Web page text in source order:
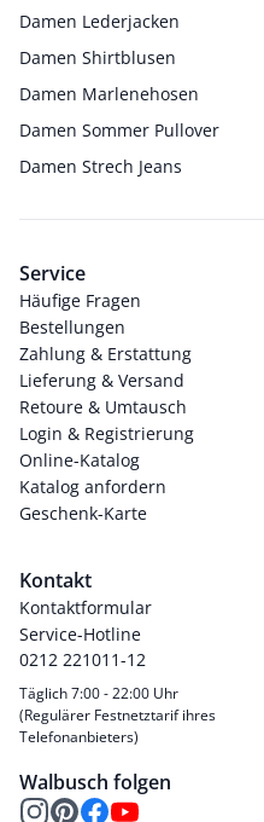
Damen Lederjacken
Damen Shirtblusen
Damen Marlenehosen
Damen Sommer Pullover
Damen Strech Jeans
Service
Häufige Fragen
Bestellungen
Zahlung & Erstattung
Lieferung & Versand
Retoure & Umtausch
Login & Registrierung
Online-Katalog
Katalog anfordern
Geschenk-Karte
Kontakt
Kontaktformular
Service-Hotline
0212 221011-12
Täglich 7:00 - 22:00 Uhr
(Regulärer Festnetztarif ihres
Telefonanbieters)
Walbusch folgen